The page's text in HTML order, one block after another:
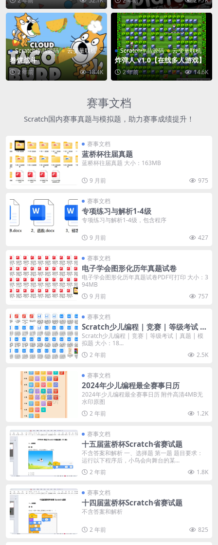
Scratch作品源码 云变量联机
卷饼战斗
2 年前 18.4K
Scratch作品源码 云变量联机
炸弹人 v1.0【在线多人游戏】
2 年前 14.6K
赛事文档
Scratch国内赛事真题与模拟题，助力赛事成绩提升！
赛事文档
蓝桥杯往届真题
蓝桥杯往届真题 大小：163MB
9 月前 975
赛事文档
专项练习与解析1-4级
专项练习与解析1-4级，包含程序
9 月前 427
赛事文档
电子学会图形化历年真题试卷
电子学会图形化历年真题试卷PDF可打印 大小：3
94MB
9 月前
757
赛事文档
Scratch少儿编程 | 竞赛 | 等级考试 |
真题 | 模拟题
Scratch少儿编程 | 竞赛 | 等级考试 | 真题 | 模
拟题 大小：18...
2 年前
2.5K
赛事文档
2024年少儿编程最全赛事日历
2024年少儿编程最全赛事日历 附件高清4MB无
水印原图
2 年前
1.2K
赛事文档
十五届蓝桥杯Scratch省赛试题
不含答案和解析 一、选择题 第一题 题目要求：
运行以下程序后，小鸟会向舞台的某...
2 年前
1.8K
赛事文档
十四届蓝桥杯Scratch省赛试题
不含答案和解析
2 年前 825